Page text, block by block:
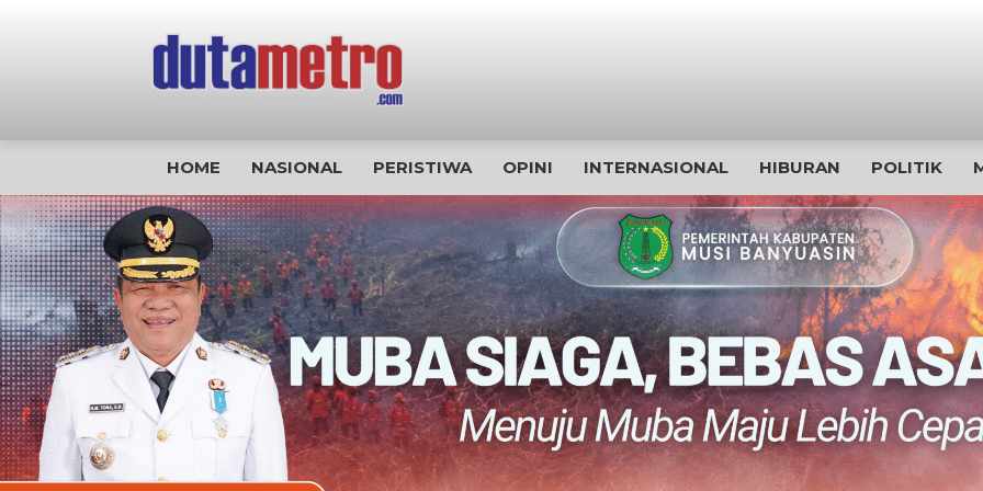
HOME NASIONAL PERISTIWA OPINI INTERNASIONAL HIBURAN POLITIK